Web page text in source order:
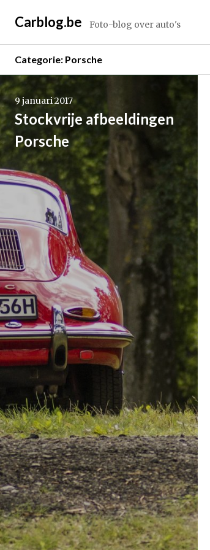
naarCarblog.be Foto-blog over auto's
Categorie: Porsche
9 januari 2017
Stockvrije afbeeldingen
Porsche
Lees
verder
→